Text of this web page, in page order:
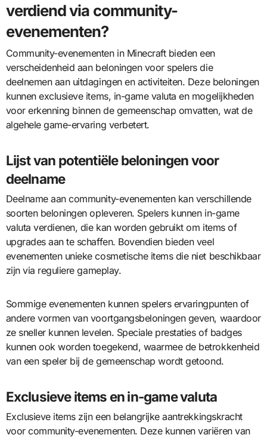
verdiend via community-
evenementen?
Community-evenementen in Minecraft bieden een
verscheidenheid aan beloningen voor spelers die
deelnemen aan uitdagingen en activiteiten. Deze beloningen
kunnen exclusieve items, in-game valuta en mogelijkheden
voor erkenning binnen de gemeenschap omvatten, wat de
algehele game-ervaring verbetert.
Lijst van potentiële beloningen voor
deelname
Deelname aan community-evenementen kan verschillende
soorten beloningen opleveren. Spelers kunnen in-game
valuta verdienen, die kan worden gebruikt om items of
upgrades aan te schaffen. Bovendien bieden veel
evenementen unieke cosmetische items die niet beschikbaar
zijn via reguliere gameplay.
Sommige evenementen kunnen spelers ervaringpunten of
andere vormen van voortgangsbeloningen geven, waardoor
ze sneller kunnen levelen. Speciale prestaties of badges
kunnen ook worden toegekend, waarmee de betrokkenheid
van een speler bij de gemeenschap wordt getoond.
Exclusieve items en in-game valuta
Exclusieve items zijn een belangrijke aantrekkingskracht
voor community-evenementen. Deze kunnen variëren van